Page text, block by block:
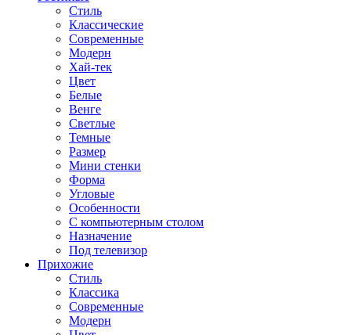
Стиль
Классические
Современные
Модерн
Хай-тек
Цвет
Белые
Венге
Светлые
Темные
Размер
Мини стенки
Форма
Угловые
Особенности
С компьютерным столом
Назначение
Под телевизор
Прихожие
Стиль
Классика
Современные
Модерн